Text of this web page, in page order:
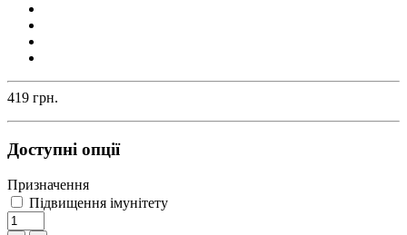
419 грн.
Доступні опції
Призначення
Підвищення імунітету